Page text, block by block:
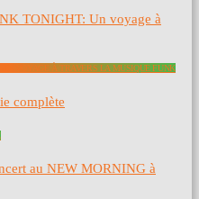
UN VOYAGE À TRAVERS LA MUSIQUE FUNK